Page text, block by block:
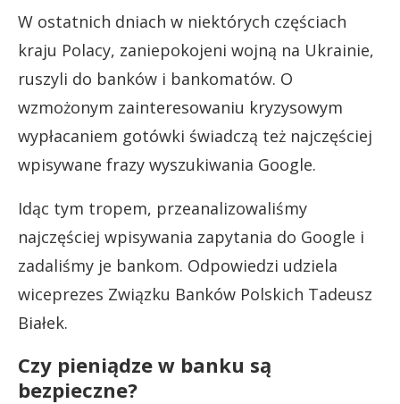
W ostatnich dniach w niektórych częściach
kraju Polacy, zaniepokojeni wojną na Ukrainie,
ruszyli do banków i bankomatów. O
wzmożonym zainteresowaniu kryzysowym
wypłacaniem gotówki świadczą też najczęściej
wpisywane frazy wyszukiwania Google.
Idąc tym tropem, przeanalizowaliśmy
najczęściej wpisywania zapytania do Google i
zadaliśmy je bankom. Odpowiedzi udziela
wiceprezes Związku Banków Polskich Tadeusz
Białek.
Czy pieniądze w banku są
bezpieczne?